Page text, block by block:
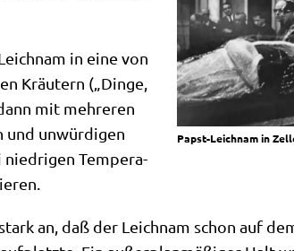
Papst-Leich­nam in
in eine von
Kräu­tern („Din­ge,
mit meh­re­ren
und unwür­di­gen
nied­ri­gen Tem­pe­ra­
an, daß der Leich­nam schon auf